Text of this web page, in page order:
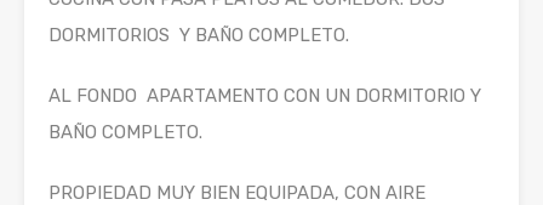
DORMITORIOS Y BAÑO COMPLETO.
AL FONDO APARTAMENTO CON UN DORMITORIO Y
BAÑO COMPLETO.
PROPIEDAD MUY BIEN EQUIPADA, CON AIRE